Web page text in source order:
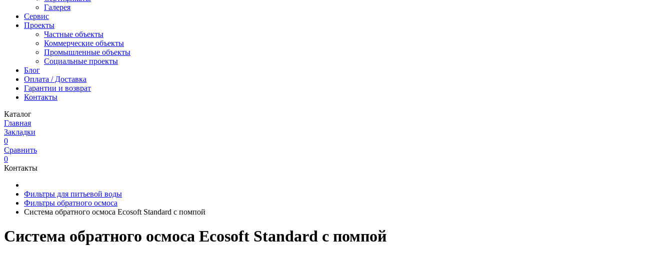
Галерея
Сервис
Проекты
Частные объекты
Коммерческие объекты
Промышленные объекты
Социальные проекты
Блог
Оплата / Доставка
Гарантии и возврат
Контакты
Каталог
Главная
Закладки
0
Сравнить
0
Контакты
Фильтры для питьевой воды
Фильтры обратного осмоса
Система обратного осмоса Ecosoft Standard с помпой
Система обратного осмоса Ecosoft Standard с помпой